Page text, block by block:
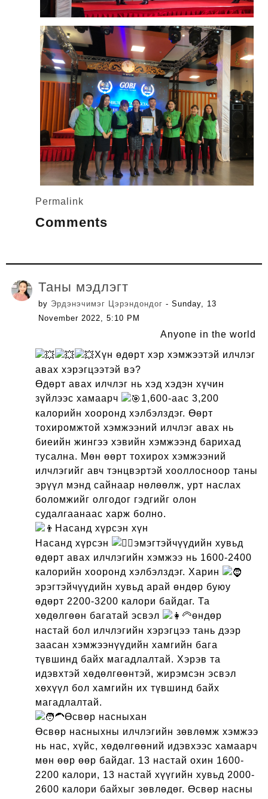
Permalink
Comments
Таны мэдлэгт
by Эрдэнэчимэг Цэрэндондог - Sunday, 13
November 2022, 5:10 PM
Anyone in the world
Хүн өдөрт хэр хэмжээтэй илчлэг
авах хэрэгцээтэй вэ?
Өдөрт авах илчлэг нь хэд хэдэн хүчин
зүйлээс хамаарч
1,600-аас 3,200
калорийн хооронд хэлбэлздэг. Өөрт
тохиромжтой хэмжээний илчлэг авах нь
биеийн жингээ хэвийн хэмжээнд барихад
тусална. Мөн өөрт тохирох хэмжээний
илчлэгийг авч тэнцвэртэй хооллосноор таны
эрүүл мэнд сайнаар нөлөөлж, урт наслах
боломжийг олгодог гэдгийг олон
судалгаанаас харж болно.
Насанд хүрсэн хүн
Насанд хүрсэн
эмэгтэйчүүдийн хувьд
өдөрт авах илчлэгийн хэмжээ нь 1600-2400
калорийн хооронд хэлбэлздэг. Харин
эрэгтэйчүүдийн хувьд арай өндөр буюу
өдөрт 2200-3200 калори байдаг. Та
хөдөлгөөн багатай эсвэл
өндөр
настай бол илчлэгийн хэрэгцээ тань дээр
заасан хэмжээнүүдийн хамгийн бага
түвшинд байх магадлалтай. Хэрэв та
идэвхтэй хөдөлгөөнтэй, жирэмсэн эсвэл
хөхүүл бол хамгийн их түвшинд байх
магадлалтай.
Өсвөр насныхан
Өсвөр насныхны илчлэгийн зөвлөмж хэмжээ
нь нас, хүйс, хөдөлгөөний идэвхээс хамаарч
мөн өөр өөр байдаг. 13 настай охин 1600-
2200 калори, 13 настай хүүгийн хувьд 2000-
2600 калори байхыг зөвлөдөг. Өсвөр насны